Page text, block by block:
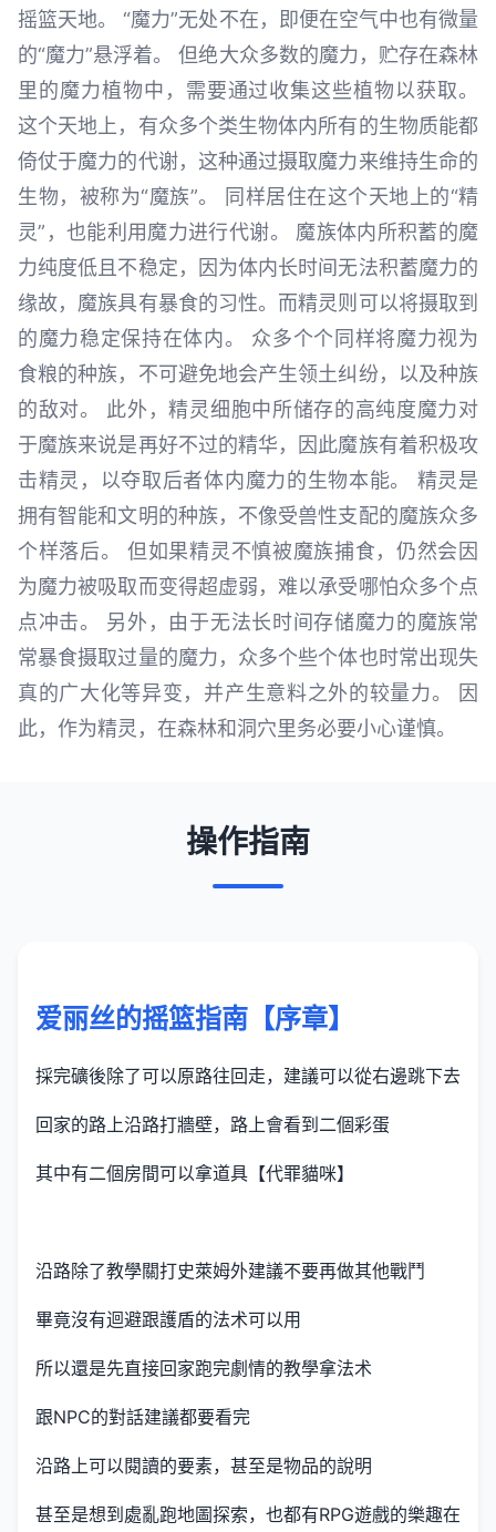
摇篮天地。 “魔力”无处不在，即便在空气中也有微量
的“魔力”悬浮着。 但绝大众多数的魔力，贮存在森林
里的魔力植物中，需要通过收集这些植物以获取。
这个天地上，有众多个类生物体内所有的生物质能都
倚仗于魔力的代谢，这种通过摄取魔力来维持生命的
生物，被称为“魔族”。 同样居住在这个天地上的“精
灵”，也能利用魔力进行代谢。 魔族体内所积蓄的魔
力纯度低且不稳定，因为体内长时间无法积蓄魔力的
缘故，魔族具有暴食的习性。而精灵则可以将摄取到
的魔力稳定保持在体内。 众多个个同样将魔力视为
食粮的种族，不可避免地会产生领土纠纷，以及种族
的敌对。 此外，精灵细胞中所储存的高纯度魔力对
于魔族来说是再好不过的精华，因此魔族有着积极攻
击精灵，以夺取后者体内魔力的生物本能。 精灵是
拥有智能和文明的种族，不像受兽性支配的魔族众多
个样落后。 但如果精灵不慎被魔族捕食，仍然会因
为魔力被吸取而变得超虚弱，难以承受哪怕众多个点
点冲击。 另外，由于无法长时间存储魔力的魔族常
常暴食摄取过量的魔力，众多个些个体也时常出现失
真的广大化等异变，并产生意料之外的较量力。 因
此，作为精灵，在森林和洞穴里务必要小心谨慎。
操作指南
爱丽丝的摇篮指南【序章】
採完礦後除了可以原路往回走，建議可以從右邊跳下去
回家的路上沿路打牆壁，路上會看到二個彩蛋
其中有二個房間可以拿道具【代罪貓咪】
沿路除了教學關打史萊姆外建議不要再做其他戰鬥
畢竟沒有迴避跟護盾的法术可以用
所以還是先直接回家跑完劇情的教學拿法术
跟NPC的對話建議都要看完
沿路上可以閱讀的要素，甚至是物品的說明
甚至是想到處亂跑地圖探索，也都有RPG遊戲的樂趣在